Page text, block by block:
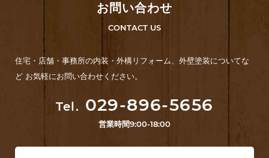
お問い合わせ
CONTACT US
住宅・店舗・事務所の内装・外構リフォーム、外壁塗装についてな
ど お気軽にお問い合わせください。
Tel. 029-896-5656
営業時間9:00-18:00